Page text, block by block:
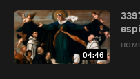
04:46